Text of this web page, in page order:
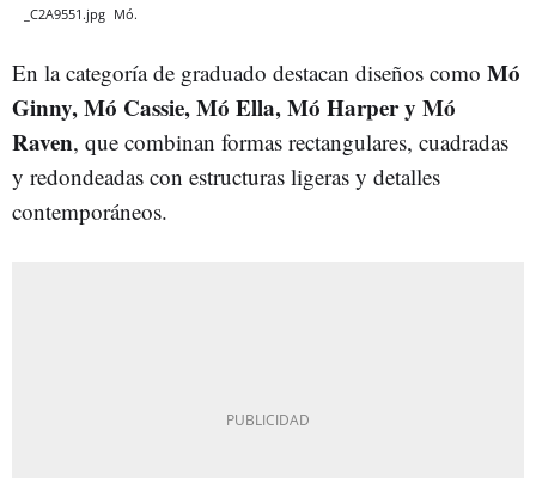
_C2A9551.jpg Mó.
En la categoría de graduado destacan diseños como Mó
Ginny, Mó Cassie, Mó Ella, Mó Harper y Mó
Raven, que combinan formas rectangulares, cuadradas
y redondeadas con estructuras ligeras y detalles
contemporáneos.